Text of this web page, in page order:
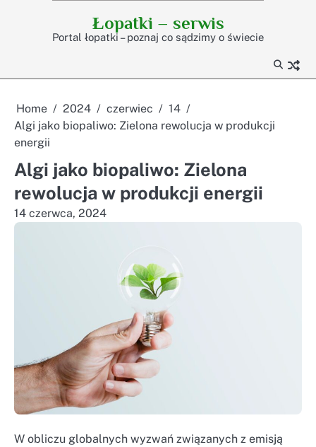
Łopatki – serwis
Portal łopatki – poznaj co sądzimy o świecie
Home 2024 czerwiec
14
Algi jako biopaliwo: Zielona rewolucja w produkcji
energii
Algi jako biopaliwo: Zielona
rewolucja w produkcji energii
14 czerwca, 2024
W obliczu globalnych wyzwań związanych z emisją